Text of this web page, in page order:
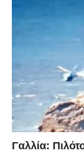
Γαλλία: